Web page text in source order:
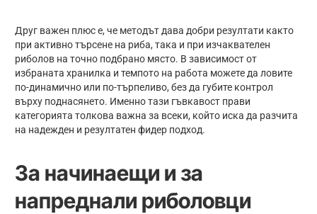
Друг важен плюс е, че методът дава добри резултати както
при активно търсене на риба, така и при изчаквателен
риболов на точно подбрано място. В зависимост от
избраната хранилка и темпото на работа можете да ловите
по-динамично или по-търпеливо, без да губите контрол
върху поднасянето. Именно тази гъвкавост прави
категорията толкова важна за всеки, който иска да разчита
на надежден и резултатен фидер подход.
За начинаещи и за
напреднали риболовци